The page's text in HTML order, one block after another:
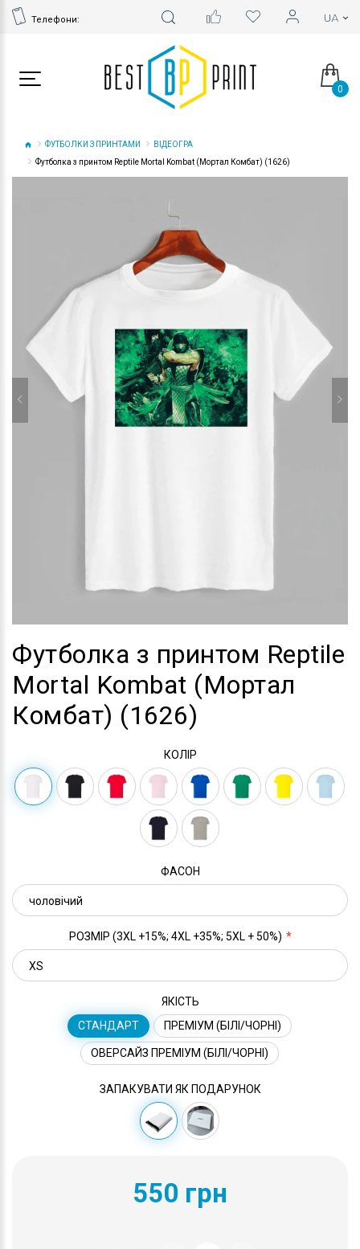
Телефони:
0
ФУТБОЛКИ З ПРИНТАМИ
ВІДЕОГРА
Футболка з принтом Reptile Mortal Kombat (Мортал Комбат) (1626)
Футболка з принтом Reptile
Mortal Kombat (Мортал
Комбат) (1626)
КОЛІР
ФАСОН
РОЗМІР (3XL +15%; 4XL +35%; 5XL + 50%)
ЯКІСТЬ
СТАНДАРТ
ПРЕМІУМ (БІЛІ/ЧОРНІ)
ОВЕРСАЙЗ ПРЕМІУМ (БІЛІ/ЧОРНІ)
ЗАПАКУВАТИ ЯК ПОДАРУНОК
550 грн